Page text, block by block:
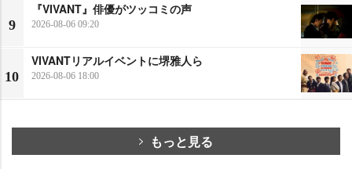
9
『VIVANT』俳優がツッコミの声
2026-08-06 09:20
10
VIVANTリアルイベントに堺雅人ら
2026-08-06 18:00
もっと見る